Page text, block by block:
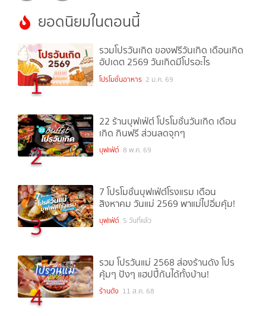
ยอดนิยมในตอนนี้
1
รวมโปรวันเกิด ของฟรีวันเกิด เดือนเกิด
อัปเดต 2569 วันเกิดมีโปรอะไร
โปรโมชั่นอาหาร 2 ม.ค. 69
2
22 ร้านบุฟเฟ่ต์ โปรโมชั่นวันเกิด เดือน
เกิด กินฟรี ส่วนลดจุกๆ
บุฟเฟ่ต์ 8 พ.ค. 69
3
7 โปรโมชั่นบุฟเฟ่ต์โรงแรม เดือน
สิงหาคม วันแม่ 2569 พาแม่ไปอิ่มคุ้ม!
บุฟเฟ่ต์ 5 วันที่แล้ว
4
รวม โปรวันแม่ 2568 ส่องร้านดัง โปร
คุ้มๆ ปังๆ แฮปปี้กันได้ทั้งบ้าน!
ร้านดัง 11 ส.ค. 68